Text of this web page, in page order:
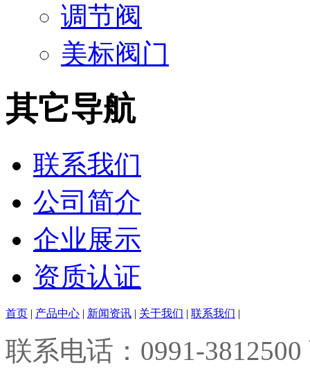
调节阀
美标阀门
其它导航
联系我们
公司简介
企业展示
资质认证
首页 | 产品中心 | 新闻资讯 | 关于我们 | 联系我们 |
联系电话：0991-